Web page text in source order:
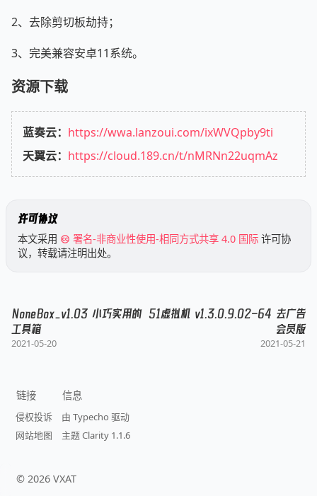
2、去除剪切板劫持；
3、完美兼容安卓11系统。
资源下载
蓝奏云： https://wwa.lanzoui.com/ixWVQpby9ti
天翼云： https://cloud.189.cn/t/nMRNn22uqmAz
许可协议
本文采用 署名-非商业性使用-相同方式共享 4.0 国际 许可协
议，转载请注明出处。
NoneBox_v1.03 小巧实用的
工具箱
2021-05-20
51虚拟机 v1.3.0.9.02-64 去广告
会员版
2021-05-21
链接
侵权投诉
网站地图
信息
由 Typecho 驱动
主题 Clarity 1.1.6
©2026 VXAT